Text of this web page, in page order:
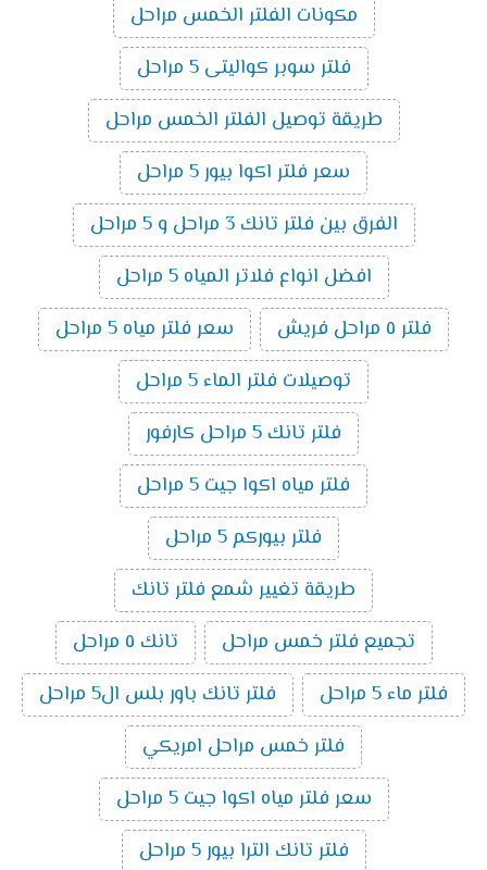
مكونات الفلتر الخمس مراحل
فلتر سوبر كواليتى 5 مراحل
طريقة توصيل الفلتر الخمس مراحل
سعر فلتر اكوا بيور 5 مراحل
الفرق بين فلتر تانك 3 مراحل و 5 مراحل
افضل انواع فلاتر المياه 5 مراحل
فلتر ٥ مراحل فريش
سعر فلتر مياه 5 مراحل
توصيلات فلتر الماء 5 مراحل
فلتر تانك 5 مراحل كارفور
فلتر مياه اكوا جيت 5 مراحل
فلتر بيوركم 5 مراحل
طريقة تغيير شمع فلتر تانك
تجميع فلتر خمس مراحل
تانك ٥ مراحل
فلتر ماء 5 مراحل
فلتر تانك باور بلس ال5 مراحل
فلتر خمس مراحل امريكي
سعر فلتر مياه اكوا جيت 5 مراحل
فلتر تانك الترا بيور 5 مراحل